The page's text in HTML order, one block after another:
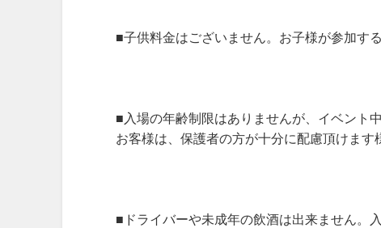
■子供料金はございません。お子様が参加す
■入場の年齢制限はありませんが、イベント
お客様は、保護者の方が十分に配慮頂けます
■ドライバーや未成年の飲酒は出来ません。